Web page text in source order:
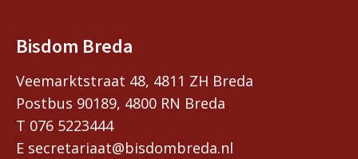
Bisdom Breda
Veemarktstraat 48, 4811 ZH Breda
Postbus 90189, 4800 RN Breda
T 076 5223444
E secretariaat@bisdombreda.nl